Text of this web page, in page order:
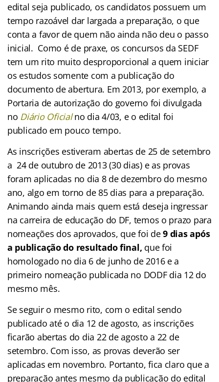
edital seja publicado, os candidatos possuem um
tempo razoável dar largada a preparação, o que
conta a favor de quem não ainda não deu o passo
inicial. Como é de praxe, os concursos da SEDF
tem um rito muito desproporcional a quem iniciar
os estudos somente com a publicação do
documento de abertura. Em 2013, por exemplo, a
Portaria de autorização do governo foi divulgada
no Diário Oficialno dia 4/03, e o edital foi
publicado em pouco tempo.
As inscrições estiveram abertas de 25 de setembro
a 24 de outubro de 2013 (30 dias) e as provas
foram aplicadas no dia 8 de dezembro do mesmo
ano, algo em torno de 85 dias para a preparação.
Animando ainda mais quem está deseja ingressar
na carreira de educação do DF, temos o prazo para
nomeações dos aprovados, que foi de9 dias após
a publicação do resultado final, que foi
homologado no dia 6 de junho de 2016 e a
primeiro nomeação publicada no DODF dia 12 do
mesmo mês.
Se seguir o mesmo rito, com o edital sendo
publicado até o dia 12 de agosto, as inscrições
ficarão abertas do dia 22 de agosto a 22 de
setembro. Com isso, as provas deverão ser
aplicadas em novembro. Portanto, fica claro que a
preparação antes mesmo da publicação do edital